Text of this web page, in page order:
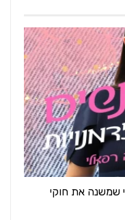
שמשנה את חוקי